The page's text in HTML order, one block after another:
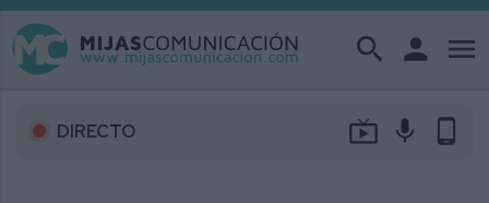
search person menu
DIRECTO live_tv mic phone_android